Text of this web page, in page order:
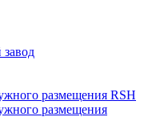
размещения RSH
размещения